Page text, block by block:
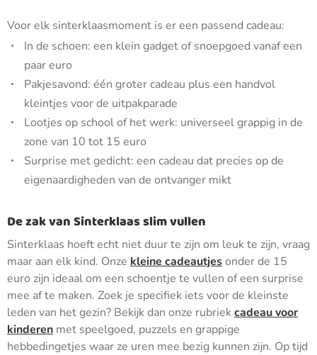
Voor elk sinterklaasmoment is er een passend cadeau:
In de schoen: een klein gadget of snoepgoed vanaf een
paar euro
Pakjesavond: één groter cadeau plus een handvol
kleintjes voor de uitpakparade
Lootjes op school of het werk: universeel grappig in de
zone van 10 tot 15 euro
Surprise met gedicht: een cadeau dat precies op de
eigenaardigheden van de ontvanger mikt
De zak van Sinterklaas slim vullen
Sinterklaas hoeft echt niet duur te zijn om leuk te zijn, vraag
maar aan elk kind. Onze kleine cadeautjesonder de 15
euro zijn ideaal om een schoentje te vullen of een surprise
mee af te maken. Zoek je specifiek iets voor de kleinste
leden van het gezin? Bekijk dan onze rubriekcadeau voor
kinderen met speelgoed, puzzels en grappige
hebbedingetjes waar ze uren mee bezig kunnen zijn. Op tijd